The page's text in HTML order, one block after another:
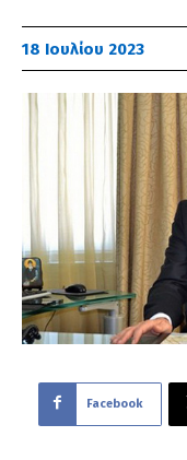
18 Ιουλίου 2023
Facebook